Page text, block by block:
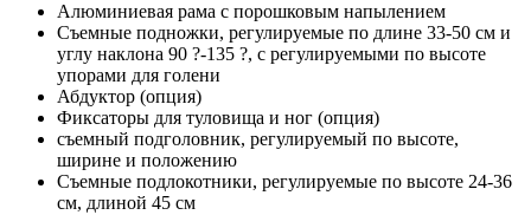
Алюминиевая рама с порошковым напылением
Съемные подножки, регулируемые по длине 33-50 см и
углу наклона 90 ?-135 ?, с регулируемыми по высоте
упорами для голени
Абдуктор (опция)
Фиксаторы для туловища и ног (опция)
cъемный подголовник, регулируемый по высоте,
ширине и положению
Съемные подлокотники, регулируемые по высоте 24-36
см, длиной 45 см